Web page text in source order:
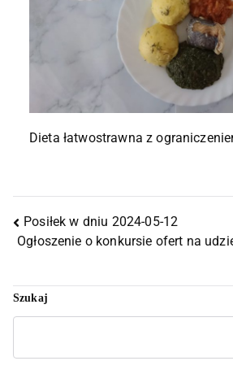
Dieta łatwostrawna z
Posiłek w dniu 2024-05-12
Ogłoszenie o konkursie ofert na
Szukaj